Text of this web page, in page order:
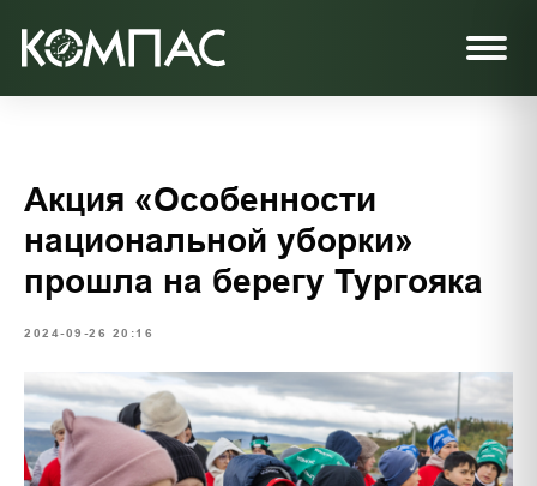
Акция «Особенности
национальной уборки»
прошла на берегу Тургояка
2024-09-26 20:16